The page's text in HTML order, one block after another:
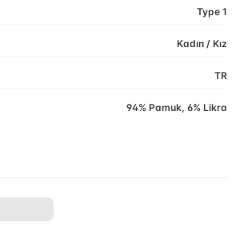
Type 1
Kadın / Kız
TR
94% Pamuk, 6% Likra